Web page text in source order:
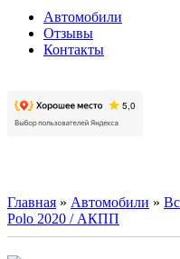
Автомобили
Отзывы
Контакты
Главная » Автомобили »
Polo 2020 / АКПП